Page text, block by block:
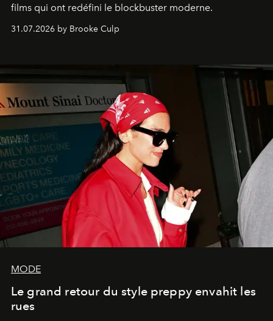
films qui ont redéfini le blockbuster moderne.
31.07.2026 by Brooke Culp
MODE
Le grand retour du style preppy envahit les
rues